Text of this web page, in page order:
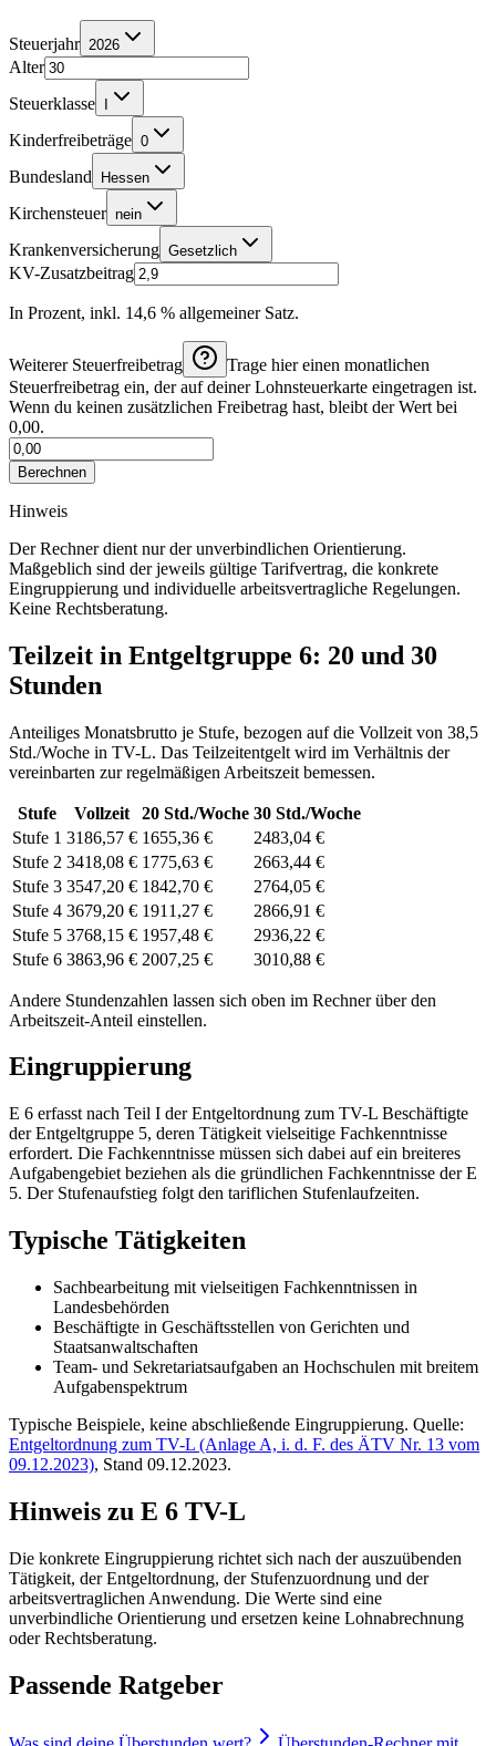
Steuerjahr 2026
Alter
Steuerklasse
Kinderfreibeträge 0
Bundesland Hessen
Kirchensteuer nein
Krankenversicherung Gesetzlich
KV-Zusatzbeitrag
In Prozent, inkl. 14,6 % allgemeiner Satz.
Weiterer Steuerfreibetrag
Trage hier einen monatlichen
Steuerfreibetrag ein, der auf deiner Lohnsteuerkarte eingetragen ist.
Wenn du keinen zusätzlichen Freibetrag hast, bleibt der Wert bei
0,00.
Berechnen
Hinweis
Der Rechner dient nur der unverbindlichen Orientierung.
Maßgeblich sind der jeweils gültige Tarifvertrag, die konkrete
Eingruppierung und individuelle arbeitsvertragliche Regelungen.
Keine Rechtsberatung.
Teilzeit in Entgeltgruppe 6: 20 und 30
Stunden
Anteiliges Monatsbrutto je Stufe, bezogen auf die Vollzeit von 38,5
Std./Woche in TV-L. Das Teilzeitentgelt wird im Verhältnis der
vereinbarten zur regelmäßigen Arbeitszeit bemessen.
Stufe Vollzeit 20 Std./Woche 30 Std./Woche
Stufe 1 3186,57 € 1655,36 €
2483,04 €
Stufe 2 3418,08 € 1775,63 €
2663,44 €
Stufe 3 3547,20 € 1842,70 €
2764,05 €
Stufe 4 3679,20 € 1911,27 €
2866,91 €
Stufe 5 3768,15 € 1957,48 €
2936,22 €
Stufe 6 3863,96 € 2007,25 € 3010,88 €
Andere Stundenzahlen lassen sich oben im Rechner über den
Arbeitszeit-Anteil einstellen.
Eingruppierung
E 6 erfasst nach Teil I der Entgeltordnung zum TV-L Beschäftigte
der Entgeltgruppe 5, deren Tätigkeit vielseitige Fachkenntnisse
erfordert. Die Fachkenntnisse müssen sich dabei auf ein breiteres
Aufgabengebiet beziehen als die gründlichen Fachkenntnisse der E
5. Der Stufenaufstieg folgt den tariflichen Stufenlaufzeiten.
Typische Tätigkeiten
Sachbearbeitung mit vielseitigen Fachkenntnissen in
Landesbehörden
Beschäftigte in Geschäftsstellen von Gerichten und
Staatsanwaltschaften
Team- und Sekretariatsaufgaben an Hochschulen mit breitem
Aufgabenspektrum
Typische Beispiele, keine abschließende Eingruppierung. Quelle:
Entgeltordnung zum TV-L (Anlage A, i. d. F. des ÄTV Nr. 13 vom
09.12.2023), Stand 09.12.2023.
Hinweis zu E 6 TV-L
Die konkrete Eingruppierung richtet sich nach der auszuübenden
Tätigkeit, der Entgeltordnung, der Stufenzuordnung und der
arbeitsvertraglichen Anwendung. Die Werte sind eine
unverbindliche Orientierung und ersetzen keine Lohnabrechnung
oder Rechtsberatung.
Passende Ratgeber